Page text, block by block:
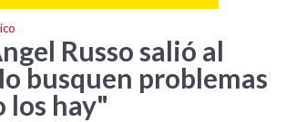
Russo salió al
busquen problemas
los hay"